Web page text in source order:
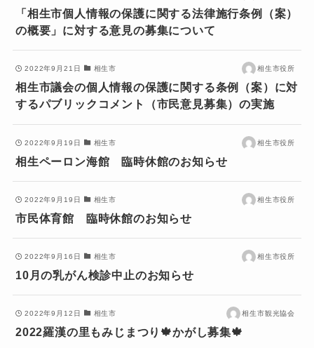
「相生市個人情報の保護に関する法律施行条例（案）
の概要」に対する意見の募集について
2022年9月21日 相生市 相生市役所
相生市議会の個人情報の保護に関する条例（案）に対
するパブリックコメント（市民意見募集）の実施
2022年9月19日 相生市 相生市役所
相生ペーロン海館 臨時休館のお知らせ
2022年9月19日 相生市 相生市役所
市民体育館 臨時休館のお知らせ
2022年9月16日 相生市 相生市役所
10月の乳がん検診中止のお知らせ
2022年9月12日 相生市 相生市観光協会
2022羅漢の里もみじまつり🍁かがし募集🍁